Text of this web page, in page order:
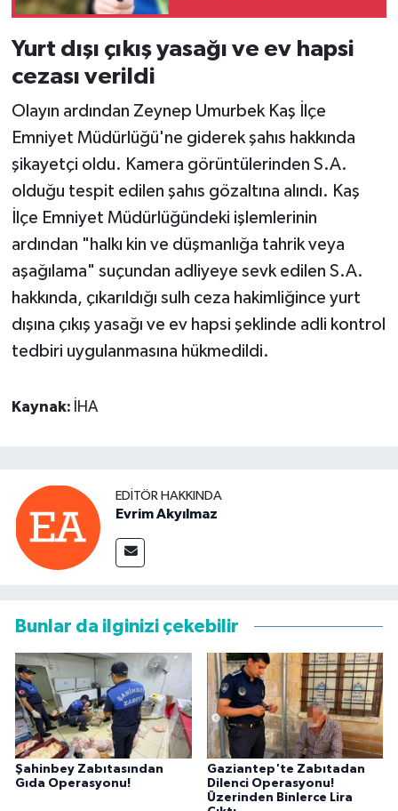
Yurt dışı çıkış yasağı ve ev hapsi
cezası verildi
Olayın ardından Zeynep Umurbek Kaş İlçe
Emniyet Müdürlüğü'ne giderek şahıs hakkında
şikayetçi oldu. Kamera görüntülerinden S.A.
olduğu tespit edilen şahıs gözaltına alındı. Kaş
İlçe Emniyet Müdürlüğündeki işlemlerinin
ardından "halkı kin ve düşmanlığa tahrik veya
aşağılama" suçundan adliyeye sevk edilen S.A.
hakkında, çıkarıldığı sulh ceza hakimliğince yurt
dışına çıkış yasağı ve ev hapsi şeklinde adli kontrol
tedbiri uygulanmasına hükmedildi.
Kaynak: İHA
EDITÖR HAKKINDA
Evrim Akyılmaz
Bunlar da ilginizi çekebilir
Şahinbey Zabıtasından
Gıda Operasyonu!
Gaziantep'te Zabıtadan
Dilenci Operasyonu!
Üzerinden Binlerce Lira